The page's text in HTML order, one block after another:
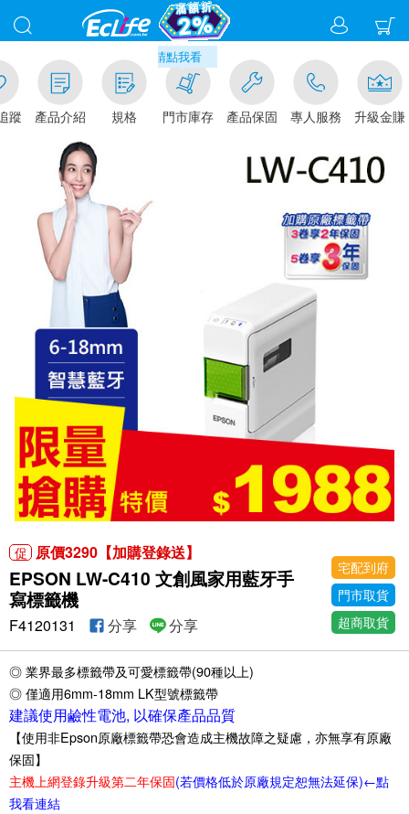
00
加入追蹤 產品介紹 規格
滿千元門市取貨現折1%(部分
門市庫存 產品保固 專人服務 升
促 原價3290【加購登錄送】
EPSON LW-C410 文創風家用藍牙手
寫標籤機
宅配到府
門市取貨
超商取貨
F4120131 分享 分享
◎ 業界最多標籤帶及可愛標籤帶(90種以上)
◎ 僅適用6mm-18mm LK型號標籤帶
建議使用鹼性電池, 以確保產品品質
【使用非Epson原廠標籤帶恐會造成主機故障之疑慮，亦無享有原廠
保固】
主機上網登錄升級第二年保固(若價格低於原廠規定恕無法延保)←點
我看連結